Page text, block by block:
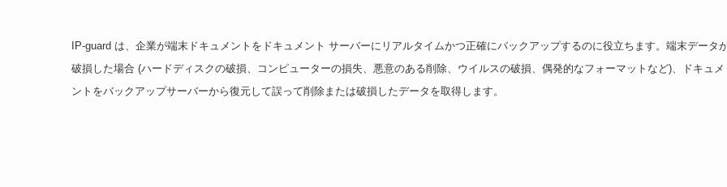
IP-guard は、企業が端末ドキュメントをドキュメント サーバーにリアルタイムかつ正確にバックアップするのに役立ちます。端末データ
破損した場合 (ハードディスクの破損、コンピューターの損失、悪意のある削除、ウイルスの破損、偶発的なフォーマットなど)、ドキュメ
ントをバックアップサーバーから復元して誤って削除または破損したデータを取得します。